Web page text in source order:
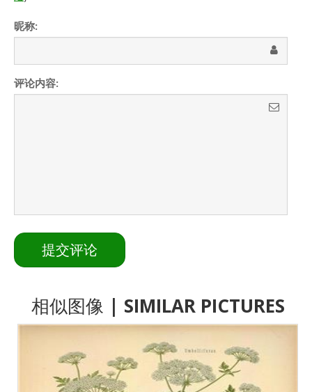
昵称:
评论内容:
相似图像 | SIMILAR PICTURES